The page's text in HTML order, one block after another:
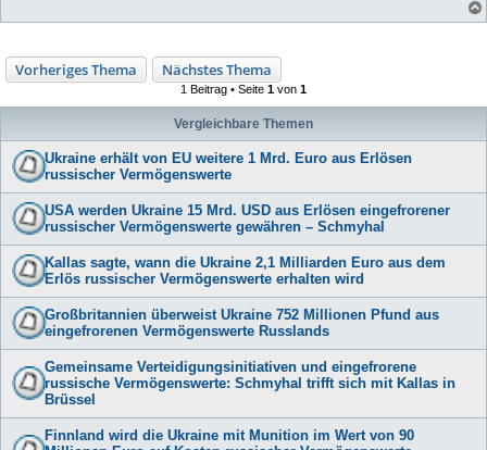
Vorheriges Thema Nächstes Thema
1 Beitrag • Seite 1 von 1
Vergleichbare Themen
Ukraine erhält von EU weitere 1 Mrd. Euro aus Erlösen
russischer Vermögenswerte
USA werden Ukraine 15 Mrd. USD aus Erlösen eingefrorener
russischer Vermögenswerte gewähren – Schmyhal
Kallas sagte, wann die Ukraine 2,1 Milliarden Euro aus dem
Erlös russischer Vermögenswerte erhalten wird
Großbritannien überweist Ukraine 752 Millionen Pfund aus
eingefrorenen Vermögenswerte Russlands
Gemeinsame Verteidigungsinitiativen und eingefrorene
russische Vermögenswerte: Schmyhal trifft sich mit Kallas in
Brüssel
Finnland wird die Ukraine mit Munition im Wert von 90